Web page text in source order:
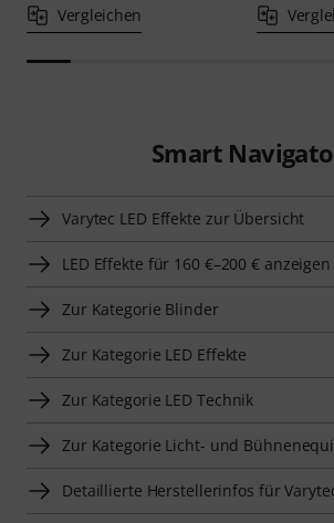
Vergleichen
Smart
Varytec LED Effekte zur Übersicht
LED Effekte für 160 €–200 € anzeigen
Zur Kategorie Blinder
Zur Kategorie LED Effekte
Zur Kategorie LED Technik
Zur Kategorie Licht- und
Detaillierte Herstellerinfos für